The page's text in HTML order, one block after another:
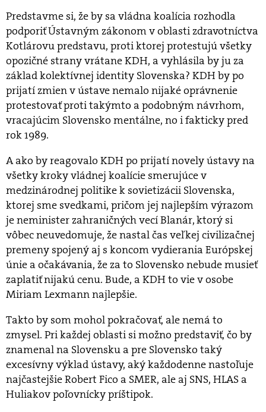
Predstavme si, že by sa vládna koalícia rozhodla
podporiť Ústavným zákonom v oblasti zdravotníctva
Kotlárovu predstavu, proti ktorej protestujú všetky
opozičné strany vrátane KDH, a vyhlásila by ju za
základ kolektívnej identity Slovenska? KDH by po
prijatí zmien v ústave nemalo nijaké oprávnenie
protestovať proti takýmto a podobným návrhom,
vracajúcim Slovensko mentálne, no i fakticky pred
rok 1989.
A ako by reagovalo KDH po prijatí novely ústavy na
všetky kroky vládnej koalície smerujúce v
medzinárodnej politike k sovietizácii Slovenska,
ktorej sme svedkami, pričom jej najlepším výrazom
je neminister zahraničných vecí Blanár, ktorý si
vôbec neuvedomuje, že nastal čas veľkej civilizačnej
premeny spojený aj s koncom vydierania Európskej
únie a očakávania, že za to Slovensko nebude musieť
zaplatiť nijakú cenu. Bude, a KDH to vie v osobe
Miriam Lexmann najlepšie.
Takto by som mohol pokračovať, ale nemá to
zmysel. Pri každej oblasti si možno predstaviť, čo by
znamenal na Slovensku a pre Slovensko taký
excesívny výklad ústavy, aký každodenne nastoľuje
najčastejšie Robert Fico a SMER, ale aj SNS, HLAS a
Huliakov poľovnícky príštipok.